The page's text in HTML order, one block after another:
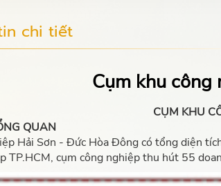
chi tiết
Cụm khu
CỤM KHU
QUAN
Hải Sơn - Đức Hòa Đông có tổng diện
TP.HCM, cụm công nghiệp thu hút 55